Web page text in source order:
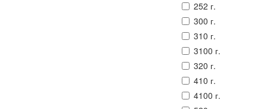
252 г.
300 г.
310 г.
3100 г.
320 г.
410 г.
4100 г.